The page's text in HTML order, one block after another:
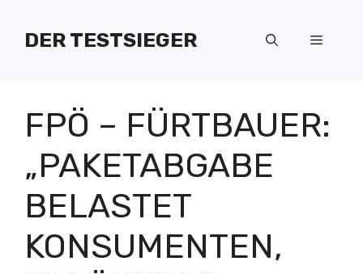
Inhalt
springenDER TESTSIEGER Menü
FPÖ – FÜRTBAUER:
„PAKETABGABE
BELASTET
KONSUMENTEN,